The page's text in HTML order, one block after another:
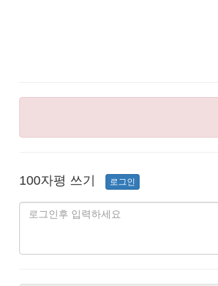
100자평 쓰기 로그인